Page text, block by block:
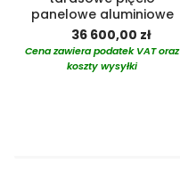
panelowe aluminiowe
36 600,00 zł
Cena zawiera podatek VAT oraz
koszty wysyłki